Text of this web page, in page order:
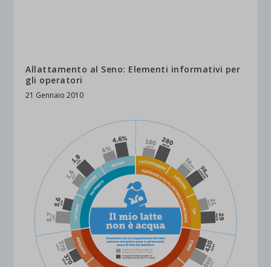
Allattamento al Seno: Elementi informativi per
gli operatori
21 Gennaio 2010